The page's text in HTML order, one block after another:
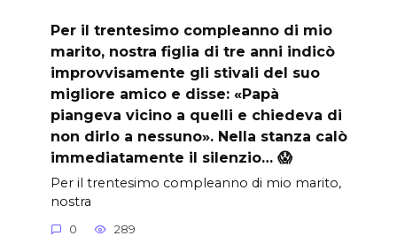
Per il trentesimo compleanno di mio
marito, nostra figlia di tre anni indicò
improvvisamente gli stivali del suo
migliore amico e disse: «Papà
piangeva vicino a quelli e chiedeva di
non dirlo a nessuno». Nella stanza calò
immediatamente il silenzio… 😱
Per il trentesimo compleanno di mio marito,
nostra
0 289